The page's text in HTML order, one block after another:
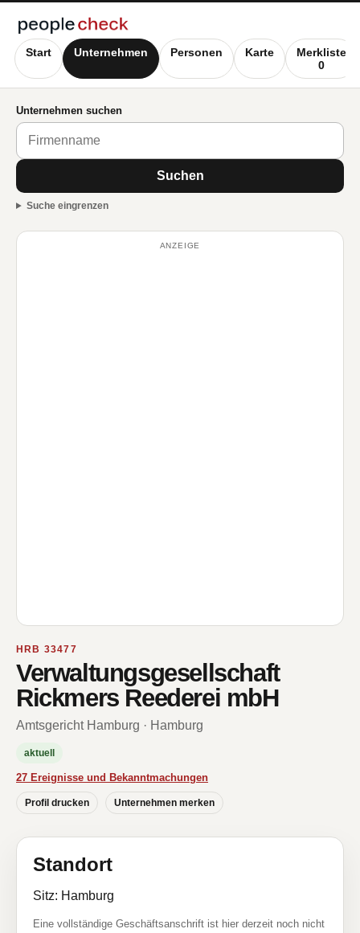
Start Unternehmen Personen Karte
Merkliste
0
Unternehmen suchen
Suchen
Suche eingrenzen
ANZEIGE
HRB 33477
Verwaltungsgesellschaft
Rickmers Reederei mbH
Amtsgericht Hamburg · Hamburg
aktuell
27 Ereignisse und Bekanntmachungen
Profil drucken Unternehmen merken
Standort
Sitz: Hamburg
Eine vollständige Geschäftsanschrift ist hier derzeit noch nicht